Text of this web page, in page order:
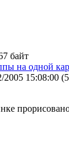
байт
на одной
2005 15:08:00 (